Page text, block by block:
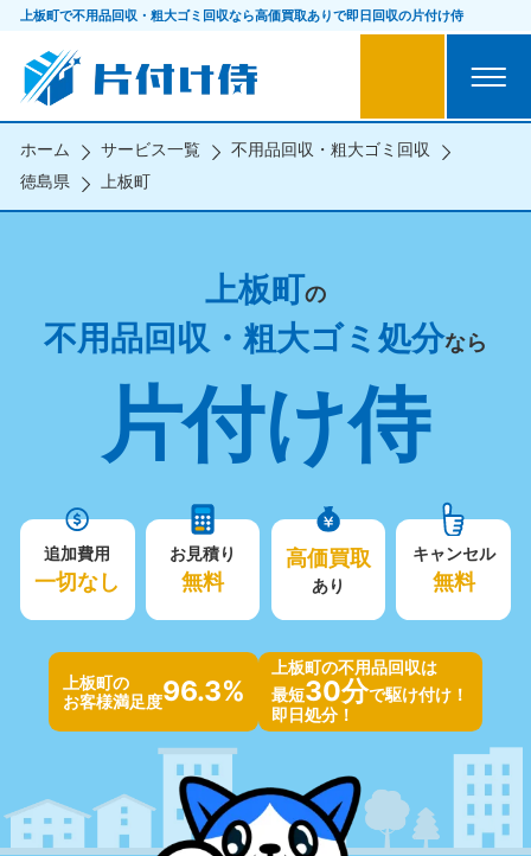
上板町で不用品回収・粗大ゴミ回収なら高価買取ありで即日回収の片付け侍
ホーム サービス一覧
不用品回収・粗大ゴミ回収
徳島県
上板町
上板町の
不用品回収・粗大ゴミ処分なら
片付け侍
追加費用
一切なし
お見積り
無料
高価買取
あり
キャンセル
無料
上板町の
お客様満足度96.3%
上板町の不用品回収は
最短30分で駆け付け！
即日処分！